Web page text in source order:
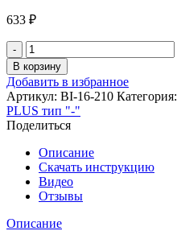
633 ₽
Количество
товара
Бур
MESSER
по
бетону
SDS-
PLUS
тип
"-
"
16х210(150)
В корзину
Добавить в избранное
Артикул: BI-16-210 Категория:
PLUS тип "-"
Поделиться
Описание
Скачать инструкцию
Видео
Отзывы
Описание